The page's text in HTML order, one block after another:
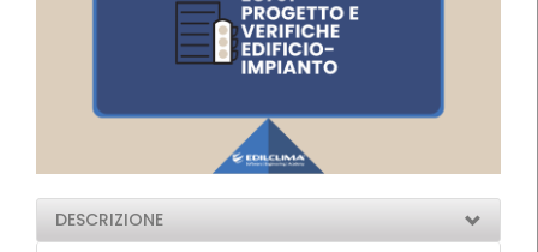
DESCRIZIONE